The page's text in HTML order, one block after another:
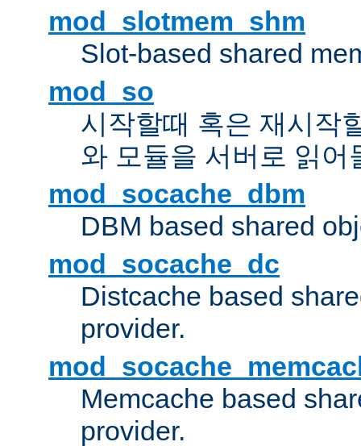
mod_slotmem_shm
Slot-based shared
mod_so
시작할때 혹은 재시작
와 모듈을 서버로 읽어
mod_socache_dbm
DBM based shared
mod_socache_dc
Distcache based
provider.
Memcache based
provider.